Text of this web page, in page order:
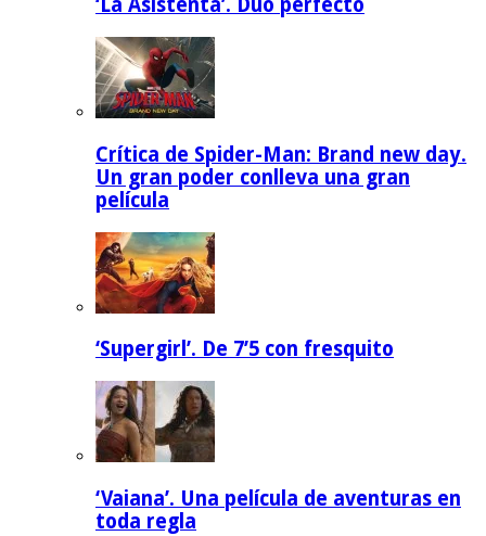
‘La Asistenta’. Dúo perfecto
Crítica de Spider-Man: Brand new day.
Un gran poder conlleva una gran
película
‘Supergirl’. De 7’5 con fresquito
‘Vaiana’. Una película de aventuras en
toda regla